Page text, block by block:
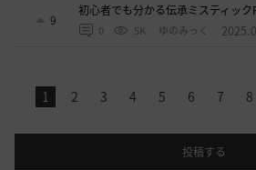
9
初心者でも分かる伝承ミスティック
0 5K ゆのみっく
1 2 3 4 5 6 7 8
投稿する